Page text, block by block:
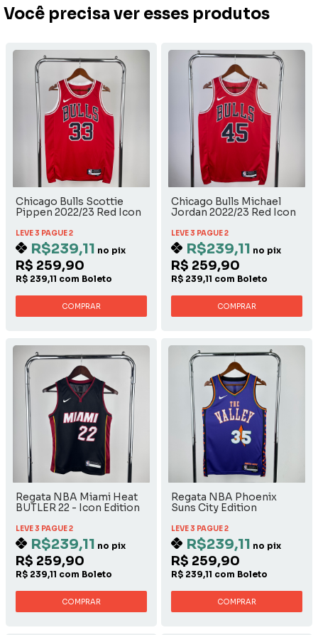
Você precisa ver esses produtos
Chicago Bulls Scottie
Pippen 2022/23 Red Icon
LEVE 3 PAGUE 2
R$239,11 no pix
R$ 259,90
R$ 239,11 com Boleto
COMPRAR
Chicago Bulls Michael
Jordan 2022/23 Red Icon
LEVE 3 PAGUE 2
R$239,11 no pix
R$ 259,90
R$ 239,11 com Boleto
COMPRAR
Regata NBA Miami Heat
BUTLER 22 - Icon Edition
LEVE 3 PAGUE 2
R$239,11 no pix
R$ 259,90
R$ 239,11 com Boleto
COMPRAR
Regata NBA Phoenix
Suns City Edition
LEVE 3 PAGUE 2
R$239,11 no pix
R$ 259,90
R$ 239,11 com Boleto
COMPRAR